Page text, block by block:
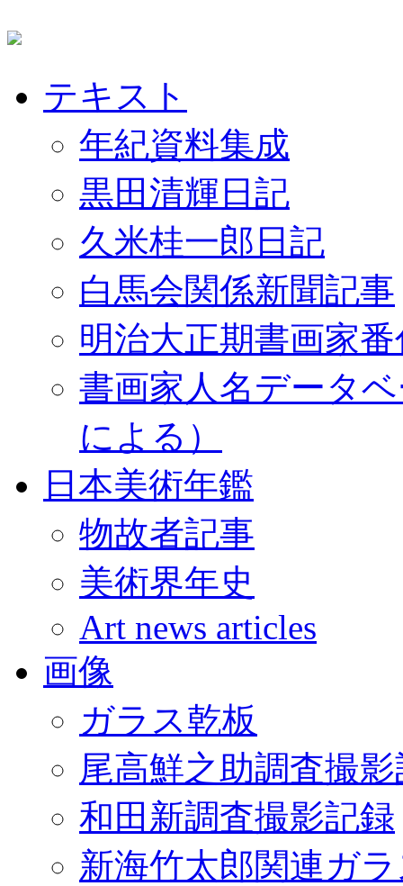
テキスト
年紀資料集成
黒田清輝日記
久米桂一郎日記
白馬会関係新聞記事
明治大正期書画家
書画家人名データ
による）
日本美術年鑑
物故者記事
美術界年史
Art news articles
画像
ガラス乾板
尾高鮮之助調査撮
和田新調査撮影記録
新海竹太郎関連ガ